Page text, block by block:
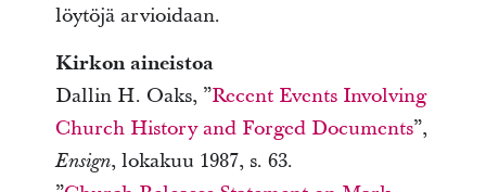
löytöjä arvioidaan.
Kirkon aineistoa
Dallin H. Oaks, ”Recent Events Involving
Church History and Forged Documents”,
Ensign, lokakuu 1987, s. 63.